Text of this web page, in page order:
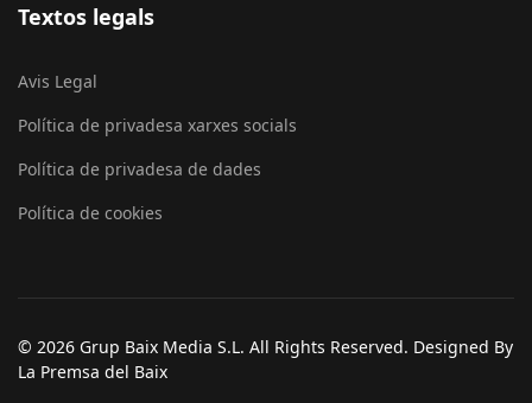
Textos legals
Avis Legal
Política de privadesa xarxes socials
Política de privadesa de dades
Política de cookies
© 2026 Grup Baix Media S.L. All Rights Reserved. Designed By
La Premsa del Baix